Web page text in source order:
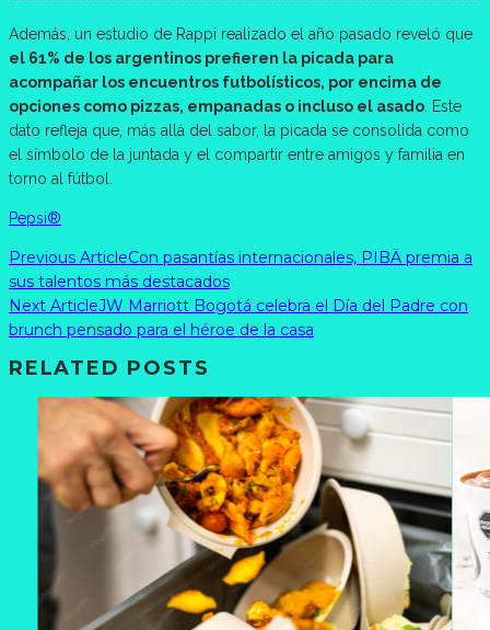
Además, un estudio de Rappi realizado el año pasado reveló que
el 61% de los argentinos prefieren la picada para
acompañar los encuentros futbolísticos, por encima de
opciones como pizzas, empanadas o incluso el asado . Este
dato refleja que, más allá del sabor, la picada se consolida como
el símbolo de la juntada y el compartir entre amigos y familia en
torno al fútbol.
Pepsi®
Previous ArticleCon pasantías internacionales, PIBÄ premia a
sus talentos más destacados
Next ArticleJW Marriott Bogotá celebra el Día del Padre con
brunch pensado para el héroe de la casa
RELATED POSTS